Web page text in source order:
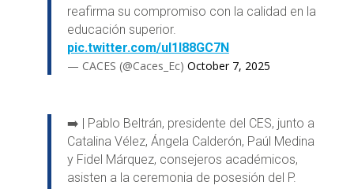
reafirma su compromiso con la calidad en la
educación superior.
pic.twitter.com/uI1l88GC7N
— CACES (@Caces_Ec) October 7, 2025
➡️ | Pablo Beltrán, presidente del CES, junto a
Catalina Vélez, Ángela Calderón, Paúl Medina
y Fidel Márquez, consejeros académicos,
asisten a la ceremonia de posesión del P.